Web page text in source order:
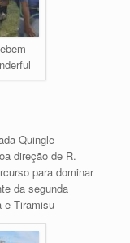
Quingle
direção de R.
para dominar
da segunda
e Tiramisu